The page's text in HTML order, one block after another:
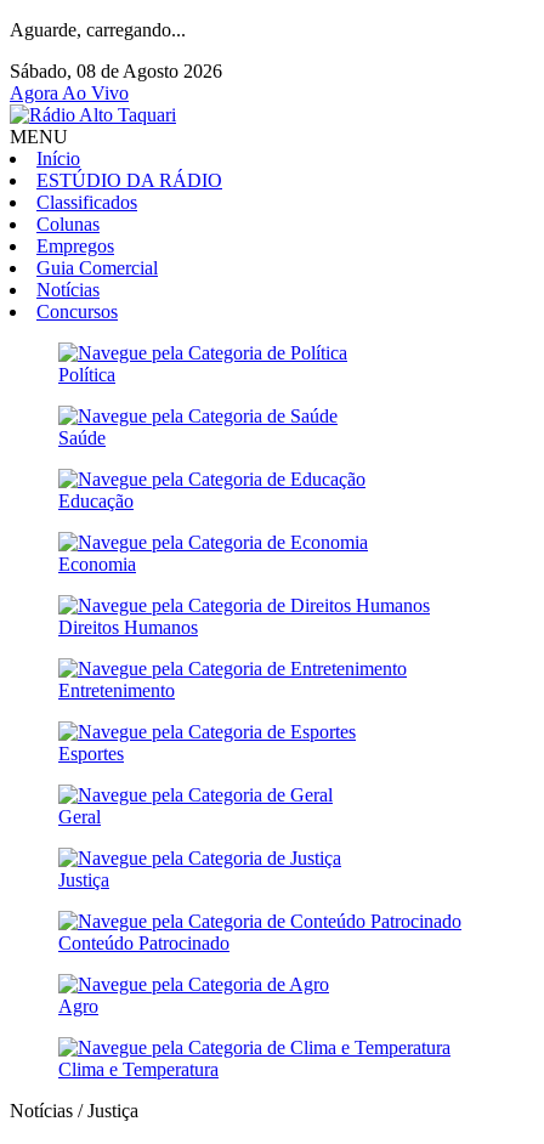
Aguarde, carregando...
Sábado, 08 de Agosto 2026
Agora Ao Vivo
MENU
Início
ESTÚDIO DA RÁDIO
Classificados
Colunas
Empregos
Guia Comercial
Notícias
Concursos
Política
Saúde
Educação
Economia
Direitos Humanos
Entretenimento
Esportes
Geral
Justiça
Conteúdo Patrocinado
Agro
Clima e Temperatura
Notícias / Justiça